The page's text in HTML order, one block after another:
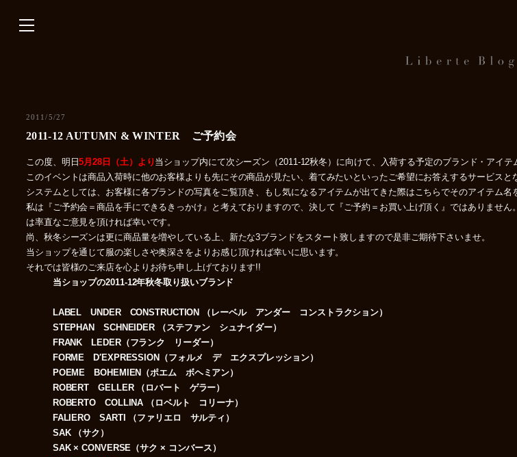
2011/5/27
2011-12 AUTUMN & WINTER ご予約会
この度、明日5月28日（土）より当ショップ内にて次シーズン（2011-12秋冬）に向けて、入荷する予定のブランド・アイ
このイベントは商品入荷時に他のお客様よりも先にその商品が見たい、着てみたいといったご希望にお答えするサービスと
システムとしては、お客様に各ブランドの写真をご覧頂き、もし気になるアイテムが出てきた際はこちらでそのアイテム
私は『ご予約会＝商品を手にできるきっかけ』と考えておりますので、決して『ご予約＝お買い上げ頂く』ではありませ
は率直なご意見を頂ければ幸いです。
尚、秋冬シーズンは更に商品量を増やしている上、新たな3ブランドをスタート致しますので是非ご期待下さいませ。
当ショップを通じて服の楽しさや奥深さをよりお感じ頂ければ幸いに思います。
それでは皆様のご来店を心よりお待ち申し上げております!!
当ショップの2011-12年秋冬取り扱いブランド
LABEL UNDER CONSTRUCTION （レーベル アンダー コンストラクション）
STEPHAN SCHNEIDER （ステファン シュナイダー）
FRANK LEDER（フランク リーダー）
FORME D′EXPRESSION（フォルメ デ エクスプレッション）
POEME BOHEMIEN（ポエム ボヘミアン）
ROBERT GELLER （ロバート ゲラー）
ROBERTO COLLINA （ロベルト コリーナ）
FALIERO SARTI （ファリエロ サルティ）
SAK （サク）
SAK × CONVERSE（サク × コンバース）